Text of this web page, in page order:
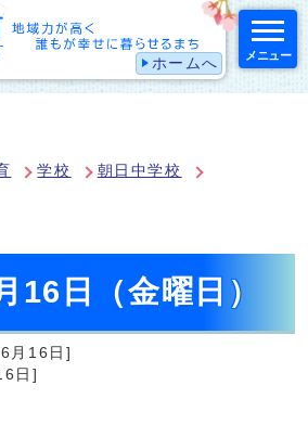
ホームへ メニュー
学校 朝日中学校
16日（金曜日）
月16日]
日]